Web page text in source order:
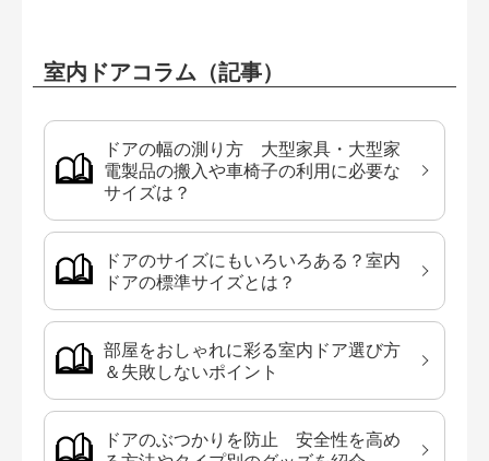
室内ドアコラム（記事）
ドアの幅の測り方 大型家具・大型家
電製品の搬入や車椅子の利用に必要な
サイズは？
ドアのサイズにもいろいろある？室内
ドアの標準サイズとは？
部屋をおしゃれに彩る室内ドア選び方
＆失敗しないポイント
ドアのぶつかりを防止 安全性を高め